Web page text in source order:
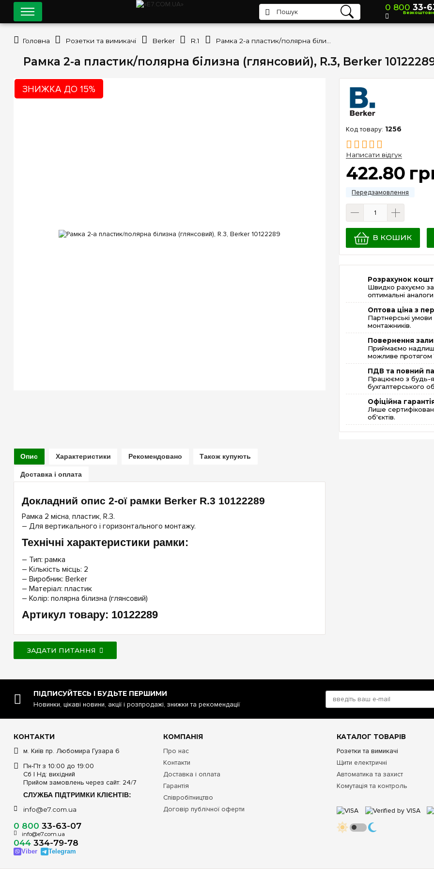
Рамка 2-а пластик/полярна білизна (глянсовий), R.3, Berker
ЗНИЖКА ДО 15%
1256
Написати відгук
422.80
В КОШИК
Розрахунок
Швидко рахуємо
оптимальні
Оптова ціна з
Партнерські умови
монтажників.
Повернення
Приймаємо
можливе протягом
ПДВ та повний
Працюємо з будь-
бухгалтерського
Офіційна
Лише
об'єктів.
Опис Характеристики Рекомендовано Також купують
Доставка і оплата
Докладний опис 2-ої рамки Berker R.3 10122289
Рамка 2 місна, пластик, R.3.
– Для вертикального і горизонтального монтажу.
Технічні характеристики рамки:
– Тип: рамка
– Кількість місць: 2
– Виробник: Berker
– Матеріал: пластик
– Колір: полярна білизна (глянсовий)
Артикул товару: 10122289
ЗАДАТИ ПИТАННЯ
0 800 33-
Головна Розетки та вимикачі Berker R.1
ПІДПИСУЙТЕСЬ І БУДЬТЕ ПЕРШИМИ
Новинки, цікаві новини, акції і розпродажі, знижки та рекомендації
КОНТАКТИ
м. Київ пр. Любомира Гузара 6
Пн-Пт з 10:00 до 19:00
Сб | Нд: вихідний
Прийом замовлень через сайт: 24/7
СЛУЖБА ПІДТРИМКИ КЛІЄНТІВ:
info@e7.com.ua
0 800 33-63-07
info@e7.com.ua
044334-79-78
Viber Telegram
КОМПАНІЯ
Про нас
Контакти
Доставка і оплата
Гарантія
Співробітництво
Договір публічної оферти
КАТАЛОГ ТОВАРІВ
Розетки та вимикачі
Щити електричні
Автоматика та захист
Комутація та контроль